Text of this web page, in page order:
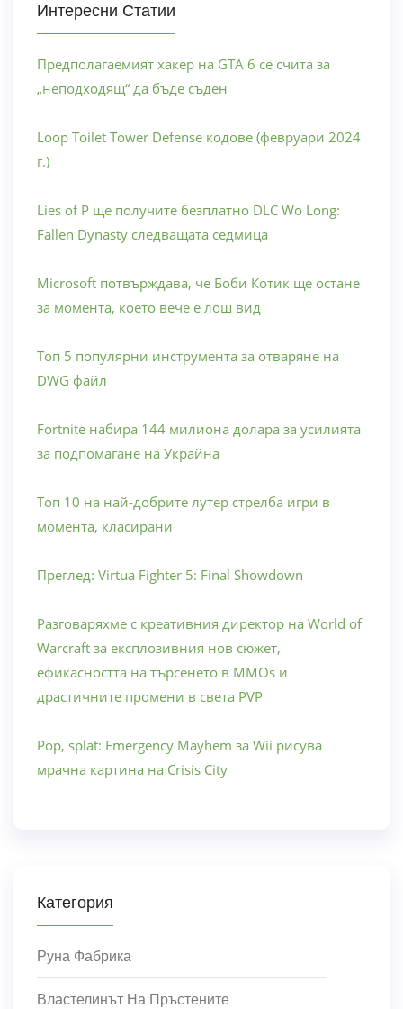
Интересни Статии
Предполагаемият хакер на GTA 6 се счита за
„неподходящ“ да бъде съден
Loop Toilet Tower Defense кодове (февруари 2024
г.)
Lies of P ще получите безплатно DLC Wo Long:
Fallen Dynasty следващата седмица
Microsoft потвърждава, че Боби Котик ще остане
за момента, което вече е лош вид
Топ 5 популярни инструмента за отваряне на
DWG файл
Fortnite набира 144 милиона долара за усилията
за подпомагане на Украйна
Топ 10 на най-добрите лутер стрелба игри в
момента, класирани
Преглед: Virtua Fighter 5: Final Showdown
Разговаряхме с креативния директор на World of
Warcraft за експлозивния нов сюжет,
ефикасността на търсенето в MMOs и
драстичните промени в света PVP
Pop, splat: Emergency Mayhem за Wii рисува
мрачна картина на Crisis City
Категория
Руна Фабрика
Властелинът На Пръстените